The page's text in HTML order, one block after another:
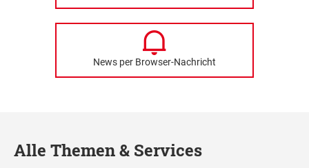
News per Browser-Nachricht
Alle Themen & Services